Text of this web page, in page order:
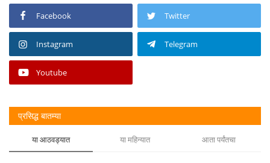
Facebook Twitter
Instagram Telegram
Youtube
प्रसिद्ध बातम्या
या आठवड्यात या महिन्यात आता पर्यंतचा